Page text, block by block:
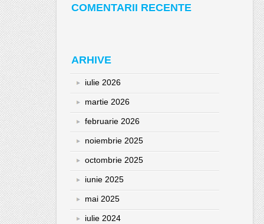
COMENTARII RECENTE
ARHIVE
iulie 2026
martie 2026
februarie 2026
noiembrie 2025
octombrie 2025
iunie 2025
mai 2025
iulie 2024